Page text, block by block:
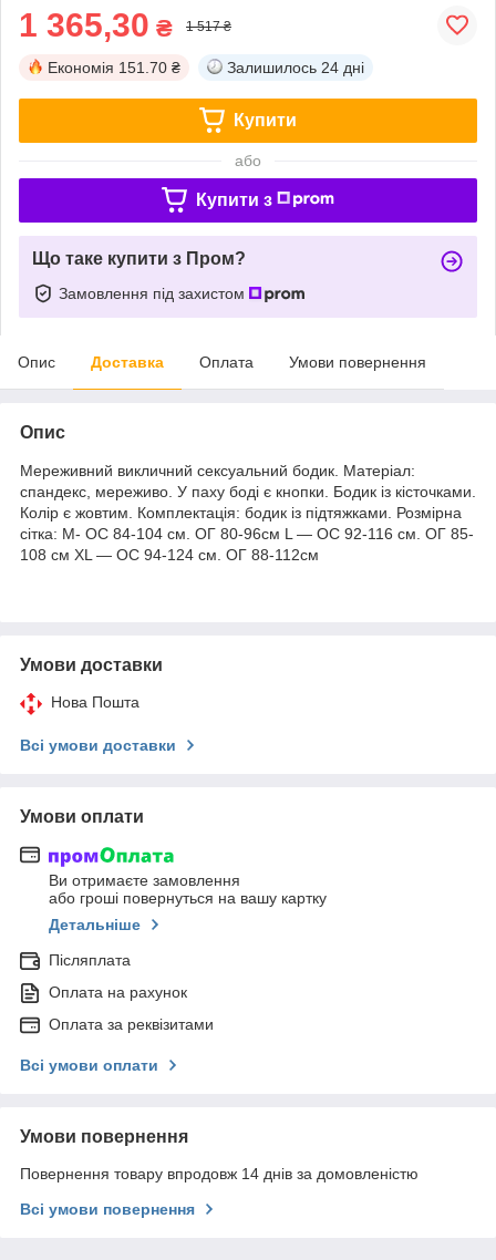
1 365,30 ₴ 1 517 ₴
Економія 151.70 ₴ Залишилось 24 дні
Купити
або
Купити з
Що таке купити з Пром?
Замовлення під захистом
Опис Доставка Оплата Умови повернення
Опис
Мереживний викличний сексуальний бодик. Матеріал:
спандекс, мереживо. У паху боді є кнопки. Бодик із кісточками.
Колір є жовтим. Комплектація: бодик із підтяжками. Розмірна
сітка: M- ОС 84-104 см. ОГ 80-96см L — ОС 92-116 см. ОГ 85-
108 см ХL — ОС 94-124 см. ОГ 88-112см
Умови доставки
Нова Пошта
Всі умови доставки
Умови оплати
Ви отримаєте замовлення
або гроші повернуться на вашу картку
Детальніше
Післяплата
Оплата на рахунок
Оплата за реквізитами
Всі умови оплати
Умови повернення
Повернення товару впродовж 14 днів за домовленістю
Всі умови повернення